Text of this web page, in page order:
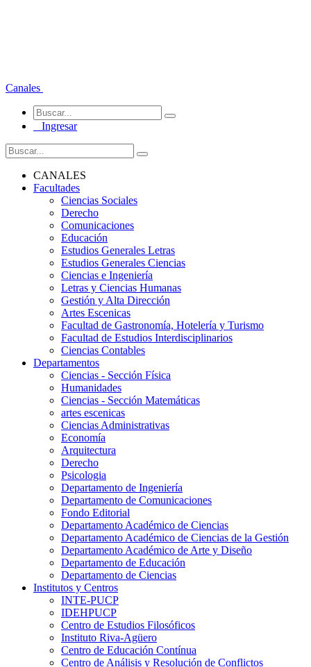
Canales
Ingresar
CANALES
Facultades
Ciencias Sociales
Derecho
Comunicaciones
Educación
Estudios Generales Letras
Estudios Generales Ciencias
Ciencias e Ingeniería
Letras y Ciencias Humanas
Gestión y Alta Dirección
Artes Escenicas
Facultad de Gastronomía, Hotelería y Turismo
Facultad de Estudios Interdisciplinarios
Ciencias Contables
Departamentos
Ciencias - Sección Física
Humanidades
Ciencias - Sección Matemáticas
artes escenicas
Ciencias Administrativas
Economía
Arquitectura
Derecho
Psicologia
Departamento de Ingeniería
Departamento de Comunicaciones
Fondo Editorial
Departamento Académico de Ciencias
Departamento Académico de Ciencias de la Gestión
Departamento Académico de Arte y Diseño
Departamento de Educación
Departamento de Ciencias
Institutos y Centros
INTE-PUCP
IDEHPUCP
Centro de Estudios Filosóficos
Instituto Riva-Agüero
Centro de Educación Contínua
Centro de Análisis y Resolución de Conflictos